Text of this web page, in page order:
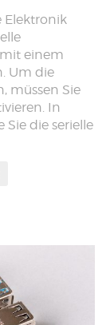
Elektronik
einem
Um die
müssen Sie
In
Sie die serielle